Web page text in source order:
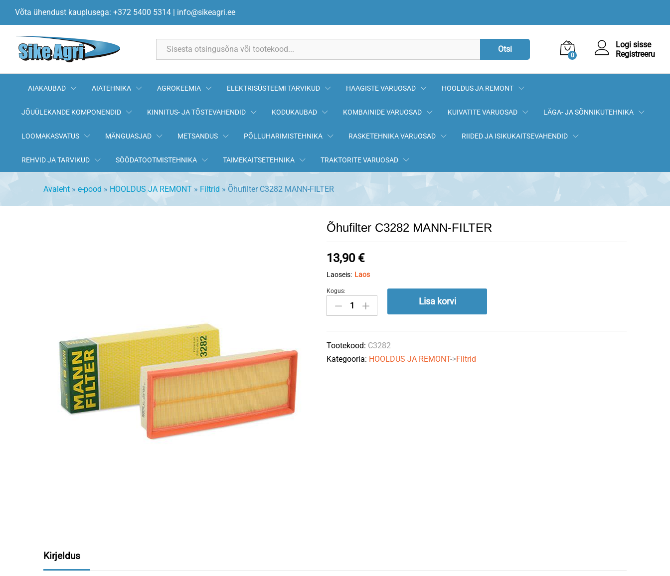
Võta ühendust kauplusega: +372 5400 5314 | info@sikeagri.ee
Otsi
0
Logi sisse
Registreeru
AIAKAUBAD AIATEHNIKA AGROKEEMIA ELEKTRISÜSTEEMI TARVIKUD HAAGISTE VARUOSAD HOOLDUS JA REMONT
JÕUÜLEKANDE KOMPONENDID KINNITUS- JA TÕSTEVAHENDID KODUKAUBAD KOMBAINIDE VARUOSAD KUIVATITE VARUOSAD LÄGA- JA SÕNNIKUTEHNIKA
LOOMAKASVATUS MÄNGUASJAD METSANDUS PÕLLUHARIMISTEHNIKA RASKETEHNIKA VARUOSAD RIIDED JA ISIKUKAITSEVAHENDID
REHVID JA TARVIKUD SÖÖDATOOTMISTEHNIKA TAIMEKAITSETEHNIKA TRAKTORITE VARUOSAD
Avaleht » e-pood » HOOLDUS JA REMONT » Filtrid » Õhufilter C3282 MANN-FILTER
Õhufilter C3282 MANN-FILTER
13,90 €
Laoseis: Laos
Õhufilter
C3282
FILTER
quantity
Kogus:
Lisa korvi
Tootekood: C3282
Kategooria: HOOLDUS JA REMONT->Filtrid
Kirjeldus
Kirjeldus